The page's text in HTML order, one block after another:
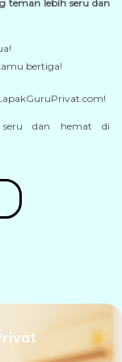
teman lebih seru dan
bertiga!
dan hemat di